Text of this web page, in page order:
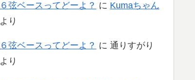
６弦ベースってどーよ？ に Kumaちゃん
より
６弦ベースってどーよ？ に 通りすがり
より